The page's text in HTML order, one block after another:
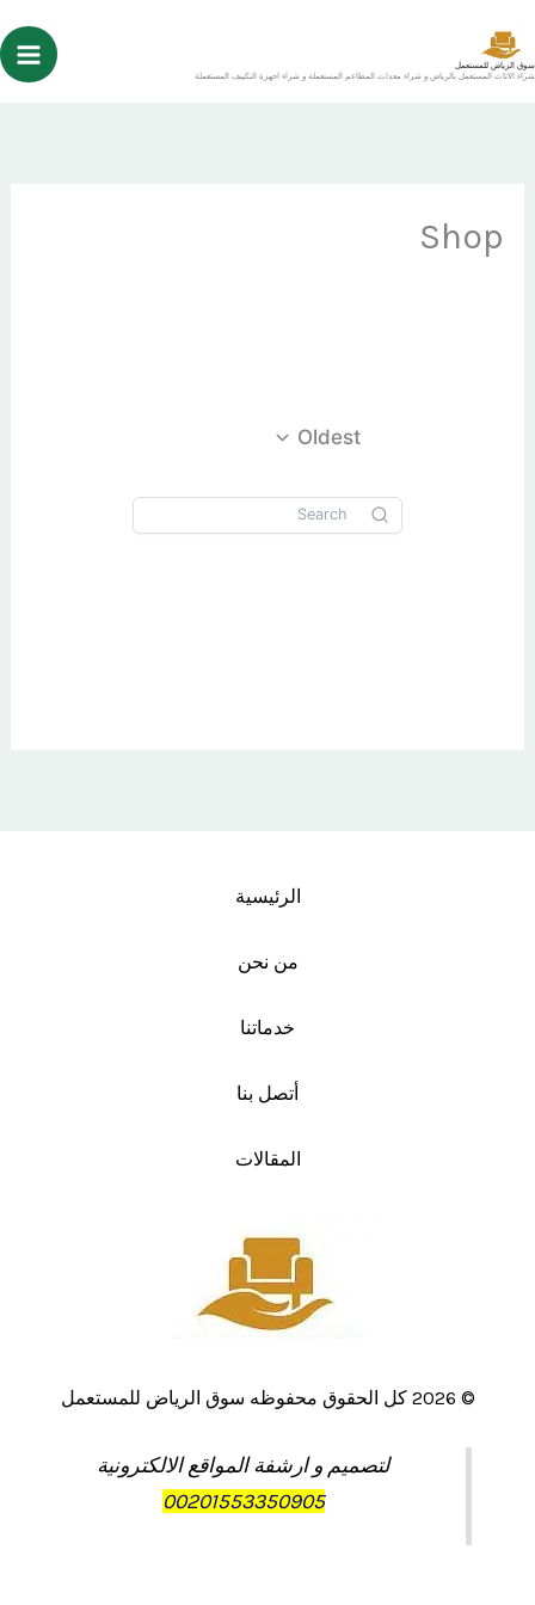
إلى
المحتوى
سوق الرياض للمستعمل
شراء الاثاث المستعمل بالرياض و شراء معدات المطاعم المستعملة و شراء اجهزة التكييف المستعملة
Shop
Oldest
الرئيسية
من نحن
خدماتنا
أتصل بنا
المقالات
© 2026 كل الحقوق محفوظه سوق الرياض للمستعمل
لتصميم و ارشفة المواقع الالكترونية
00201553350905